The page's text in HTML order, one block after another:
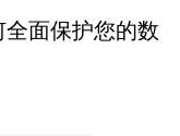
面保护您的数